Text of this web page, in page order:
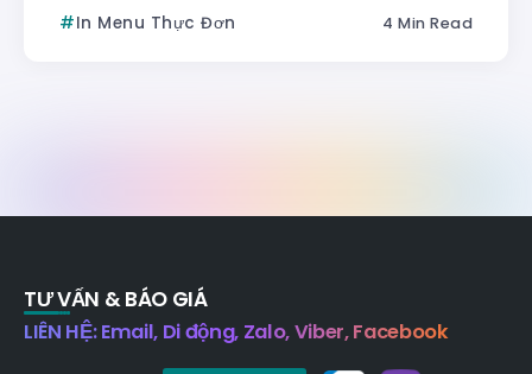
In Menu Thực Đơn 4 Min Read
TƯ VẤN & BÁO GIÁ
LIÊN HỆ: Email, Di động, Zalo, Viber, Facebook